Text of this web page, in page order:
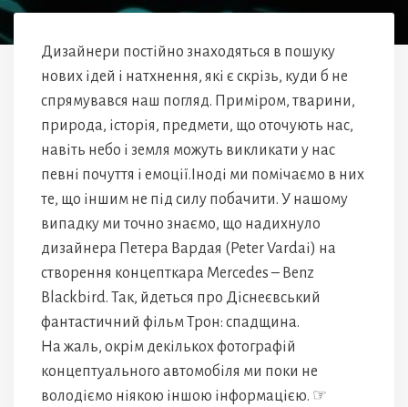
Дизайнери постійно знаходяться в пошуку
нових ідей і натхнення, які є скрізь, куди б не
спрямувався наш погляд. Приміром, тварини,
природа, історія, предмети, що оточують нас,
навіть небо і земля можуть викликати у нас
певні почуття і емоції.Іноді ми помічаємо в них
те, що іншим не під силу побачити. У нашому
випадку ми точно знаємо, що надихнуло
дизайнера Петера Вардая (Peter Vardai) на
створення концепткара Mercedes – Benz
Blackbird. Так, йдеться про Діснеєвський
фантастичний фільм Трон: спадщина.
На жаль, окрім декількох фотографій
концептуального автомобіля ми поки не
володіємо ніякою іншою інформацією. ☞